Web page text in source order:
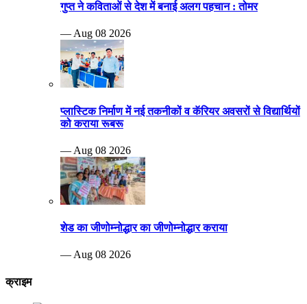
गुप्त ने कविताओं से देश में बनाई अलग पहचान : तोमर
— Aug 08 2026
प्लास्टिक निर्माण में नई तकनीकों व कॅरियर अवसरों से विद्यार्थियों
को कराया रूबरू
— Aug 08 2026
शेड का जीणोम्नोद्धार का जीणोम्नोद्धार कराया
— Aug 08 2026
क्राइम